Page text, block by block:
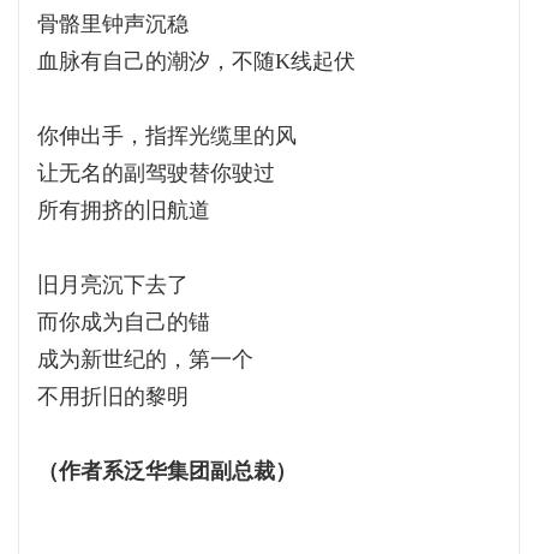
骨骼里钟声沉稳
血脉有自己的潮汐，不随K线起伏
你伸出手，指挥光缆里的风
让无名的副驾驶替你驶过
所有拥挤的旧航道
旧月亮沉下去了
而你成为自己的锚
成为新世纪的，第一个
不用折旧的黎明
（作者系泛华集团副总裁）